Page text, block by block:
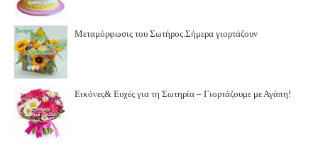
Μεταμόρφωσις του Σωτήρος.Σήμερα γιορτάζουν
Εικόνες& Ευχές για τη Σωτηρία – Γιορτάζουμε με Αγάπη!